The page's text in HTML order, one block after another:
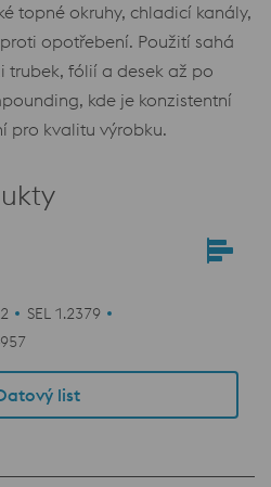
topné okruhy, chladicí kanály,
opotřebení. Použití sahá
trubek, fólií a desek až po
kde je konzistentní
pro kvalitu výrobku.
SEL 1.2379
list